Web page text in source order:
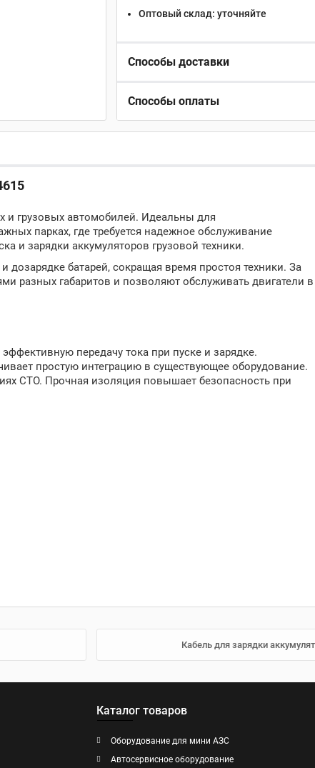
Оптовый склад: уточняйте
Способы доставки
Способы оплаты
и грузовых автомобилей. Идеальны для
парках, где требуется надежное обслуживание
и зарядки аккумуляторов грузовой техники.
батарей, сокращая время простоя техники. За
разных габаритов и позволяют обслуживать двигатели в
передачу тока при пуске и зарядке.
простую интеграцию в существующее оборудование.
СТО. Прочная изоляция повышает безопасность при
Кабель для зарядки
Каталог товаров
Оборудование для мини АЗС
Автосервисное оборудование